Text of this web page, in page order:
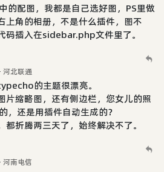
的配图，我都是自己选好图，PS里做
上角的相册，不是什么插件，图不
码插入在sidebar.php文件里了。
北联通
的主题很漂亮。
片缩略图，还有侧边栏，您女儿的照
，还是用插件自动生成的？
都折腾两三天了，始终解决不了。
南电信